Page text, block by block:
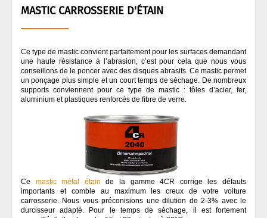
MASTIC CARROSSERIE D'ÉTAIN
Ce type de mastic convient parfaitement pour les surfaces demandant
une haute résistance à l’abrasion, c’est pour cela que nous vous
conseillons de le poncer avec des disques abrasifs. Ce mastic permet
un ponçage plus simple et un court temps de séchage. De nombreux
supports conviennent pour ce type de mastic : tôles d’acier, fer,
aluminium et plastiques renforcés de fibre de verre.
Ce mastic métal étain de la gamme 4CR corrige les défauts
importants et comble au maximum les creux de votre voiture
carrosserie. Nous vous préconisions une dilution de 2-3% avec le
durcisseur adapté. Pour le temps de séchage, il est fortement